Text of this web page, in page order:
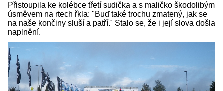
Přistoupila ke kolébce třetí sudička a s maličko škodolibým
úsměvem na rtech řkla: "Buď také trochu zmatený, jak se
na naše končiny sluší a patří." Stalo se, že i její slova došla
naplnění.